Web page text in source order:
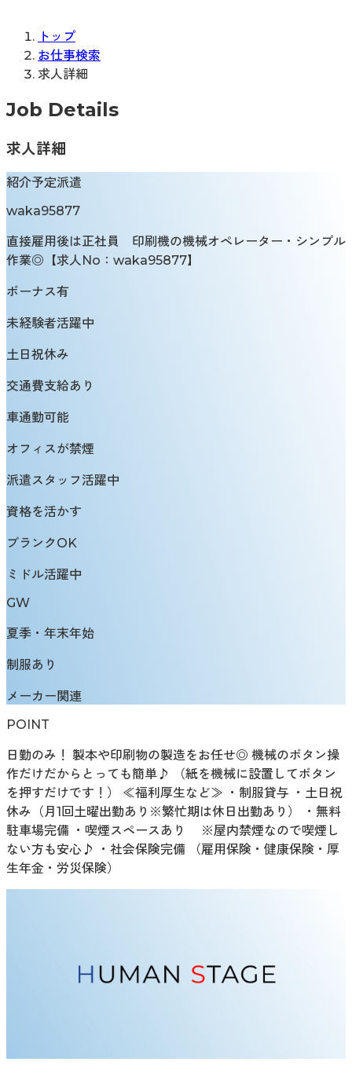
トップ
お仕事検索
求人詳細
Job Details
求人詳細
紹介予定派遣
waka95877
直接雇用後は正社員 印刷機の機械オペレーター・シンプル
作業◎【求人No：waka95877】
ボーナス有
未経験者活躍中
土日祝休み
交通費支給あり
車通勤可能
オフィスが禁煙
派遣スタッフ活躍中
資格を活かす
ブランクOK
ミドル活躍中
GW
夏季・年末年始
制服あり
メーカー関連
POINT
日勤のみ！ 製本や印刷物の製造をお任せ◎ 機械のボタン操
作だけだからとっても簡単♪ （紙を機械に設置してボタン
を押すだけです！） ≪福利厚生など≫ ・制服貸与 ・土日祝
休み（月1回土曜出勤あり※繁忙期は休日出勤あり） ・無料
駐車場完備 ・喫煙スペースあり ※屋内禁煙なので喫煙し
ない方も安心♪ ・社会保険完備 （雇用保険・健康保険・厚
生年金・労災保険）